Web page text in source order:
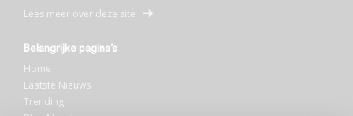
Lees meer over deze site
Belangrijke pagina’s
Home
Laatste Nieuws
Trending